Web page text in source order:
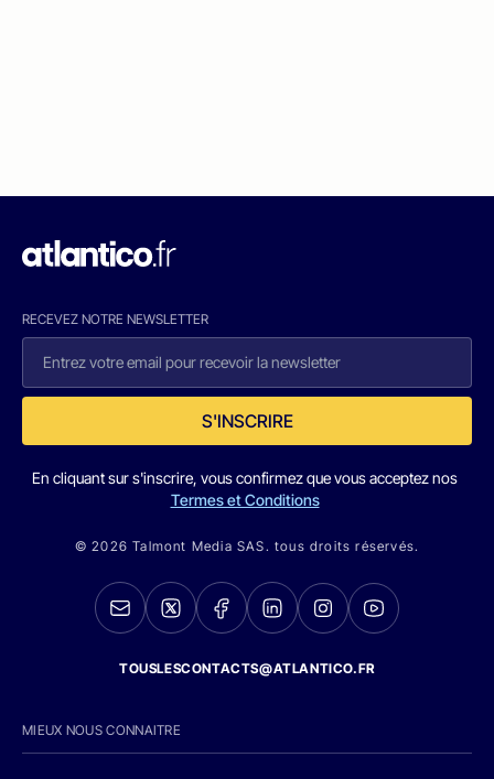
RECEVEZ NOTRE NEWSLETTER
S'INSCRIRE
En cliquant sur s'inscrire, vous confirmez que vous acceptez nos
Termes et Conditions
© 2026 Talmont Media SAS. tous droits réservés.
TOUSLESCONTACTS@ATLANTICO.FR
MIEUX NOUS CONNAITRE